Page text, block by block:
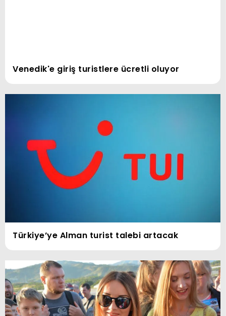
Venedik'e giriş turistlere ücretli oluyor
Türkiye’ye Alman turist talebi artacak